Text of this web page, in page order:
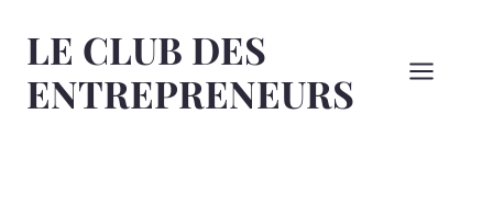
LE CLUB DES
ENTREPRENEURS